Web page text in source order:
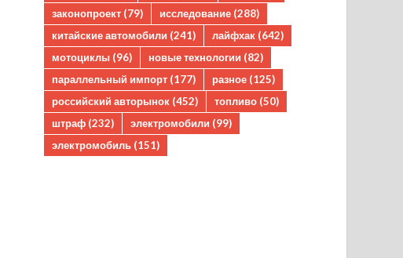
законопроект (79) исследование (288)
китайские автомобили (241) лайфхак (642)
мотоциклы (96) новые технологии (82)
параллельный импорт (177) разное (125)
российский авторынок (452) топливо (50)
штраф (232) электромобили (99)
электромобиль (151)